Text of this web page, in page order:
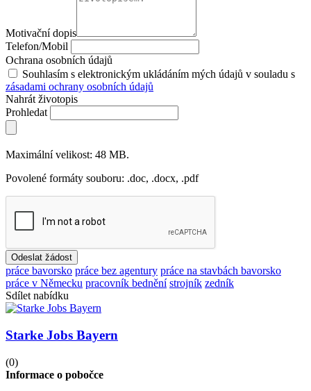
Motivační dopis
Telefon/Mobil
Ochrana osobních údajů
Souhlasím s elektronickým ukládáním mých údajů v souladu s
zásadami ochrany osobních údajů
Nahrát životopis
Prohledat
Maximální velikost: 48 MB.
Povolené formáty souboru: .doc, .docx, .pdf
Odeslat žádost
práce bavorsko práce bez agentury práce na stavbách bavorsko
práce v Německu pracovník bednění strojník zedník
Sdílet nabídku
Starke Jobs Bayern
(0)
Informace o pobočce